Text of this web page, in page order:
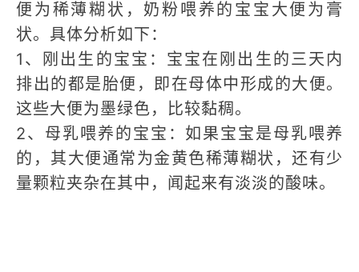
便为稀薄糊状，奶粉喂养的宝宝大便为膏
状。具体分析如下：
1、刚出生的宝宝：宝宝在刚出生的三天内
排出的都是胎便，即在母体中形成的大便。
这些大便为墨绿色，比较黏稠。
2、母乳喂养的宝宝：如果宝宝是母乳喂养
的，其大便通常为金黄色稀薄糊状，还有少
量颗粒夹杂在其中，闻起来有淡淡的酸味。